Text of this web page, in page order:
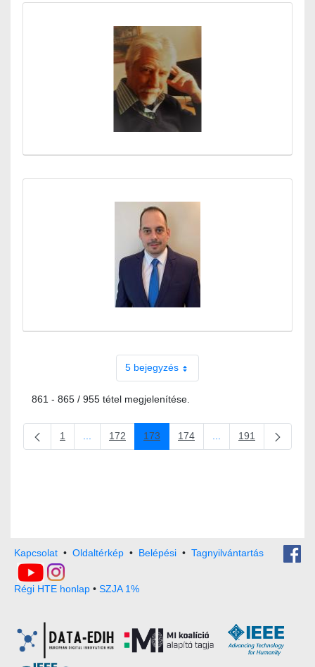
5 bejegyzés
861 - 865 / 955 tétel megjelenítése.
Oldal
1 ...Köztes oldalak Navigáljon a TAB billentyűvel.
Oldal
172 Oldal
173 Oldal
174 ...Köztes oldalak
Oldal
191
Kapcsolat • Oldaltérkép • Belépési • Tagnyilvántartás
Régi HTE honlap • SZJA 1%